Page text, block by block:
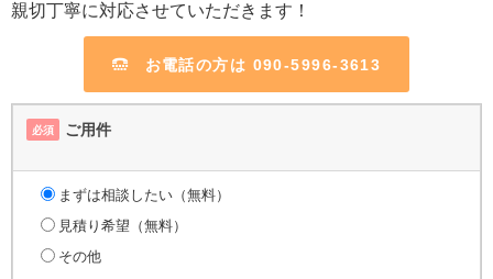
親切丁寧に対応させていただきます！
お電話の方は 090-5996-3613
必須 ご用件
まずは相談したい（無料）
見積り希望（無料）
その他